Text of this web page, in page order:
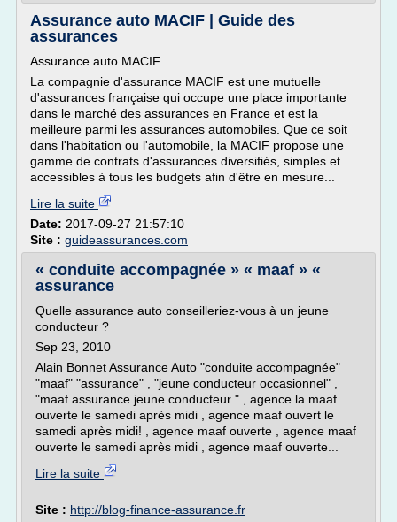
Assurance auto MACIF | Guide des
assurances
Assurance auto MACIF
La compagnie d'assurance MACIF est une mutuelle
d'assurances française qui occupe une place importante
dans le marché des assurances en France et est la
meilleure parmi les assurances automobiles. Que ce soit
dans l'habitation ou l'automobile, la MACIF propose une
gamme de contrats d'assurances diversifiés, simples et
accessibles à tous les budgets afin d'être en mesure...
Lire la suite
Date: 2017-09-27 21:57:10
Site : guideassurances.com
« conduite accompagnée » « maaf » «
assurance
Quelle assurance auto conseilleriez-vous à un jeune
conducteur ?
Sep 23, 2010
Alain Bonnet Assurance Auto "conduite accompagnée"
"maaf" "assurance" , "jeune conducteur occasionnel" ,
"maaf assurance jeune conducteur " , agence la maaf
ouverte le samedi après midi , agence maaf ouvert le
samedi après midi! , agence maaf ouverte , agence maaf
ouverte le samedi après midi , agence maaf ouverte...
Lire la suite
Site : http://blog-finance-assurance.fr